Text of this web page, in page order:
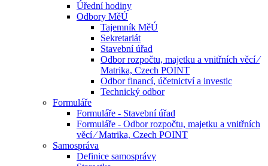
Úřední hodiny
Odbory MěÚ
Tajemník MěÚ
Sekretariát
Stavební úřad
Odbor rozpočtu, majetku a vnitřních věcí ⁄
Matrika, Czech POINT
Odbor financí, účetnictví a investic
Technický odbor
Formuláře
Formuláře - Stavební úřad
Formuláře - Odbor rozpočtu, majetku a vnitřních
věcí ⁄ Matrika, Czech POINT
Samospráva
Definice samosprávy